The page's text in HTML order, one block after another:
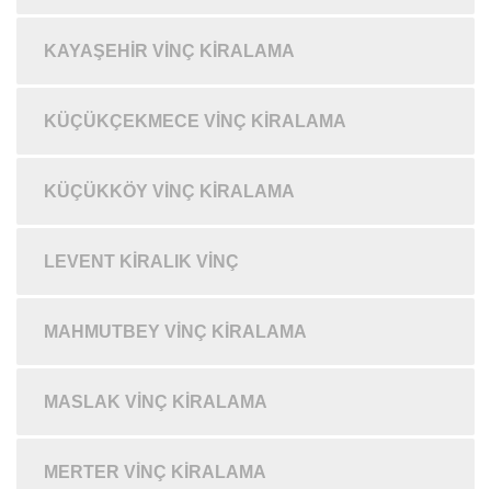
KAYAŞEHIR VINÇ KIRALAMA
KÜÇÜKÇEKMECE VINÇ KIRALAMA
KÜÇÜKKÖY VINÇ KIRALAMA
LEVENT KIRALIK VINÇ
MAHMUTBEY VINÇ KIRALAMA
MASLAK VINÇ KIRALAMA
MERTER VINÇ KIRALAMA